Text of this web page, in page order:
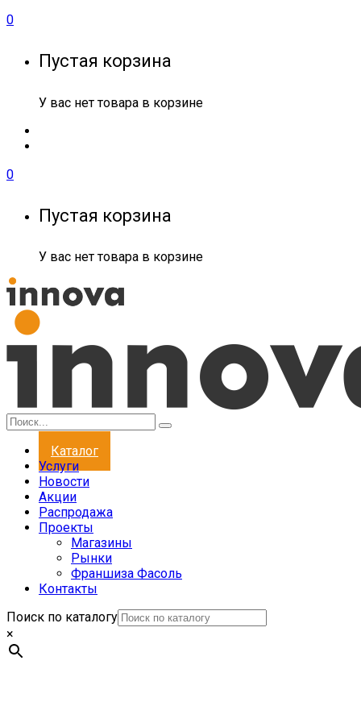
0
Пустая корзина
У вас нет товара в корзине
0
Пустая корзина
У вас нет товара в корзине
Каталог
Услуги
Новости
Акции
Распродажа
Проекты
Магазины
Рынки
Франшиза Фасоль
Контакты
Поиск по каталогу
×